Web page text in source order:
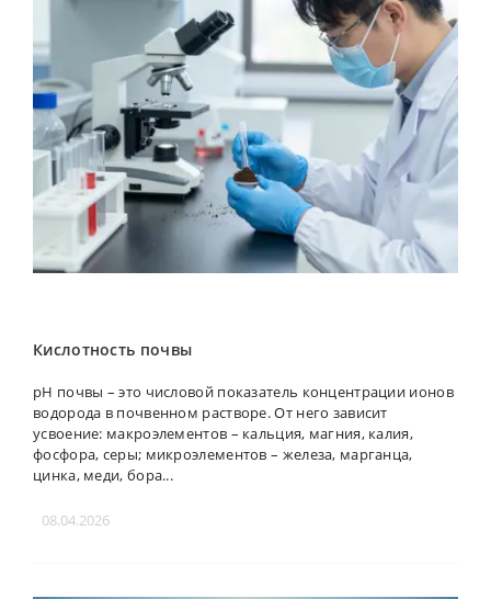
Кислотность почвы
pH почвы – это числовой показатель концентрации ионов
водорода в почвенном растворе. От него зависит
усвоение: макроэлементов – кальция, магния, калия,
фосфора, серы; микроэлементов – железа, марганца,
цинка, меди, бора...
08.04.2026